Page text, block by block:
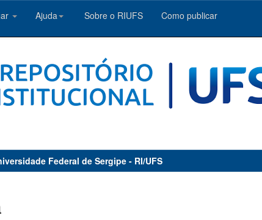
Ajuda Sobre o RIUFS Como publicar
Federal de Sergipe - RI/UFS